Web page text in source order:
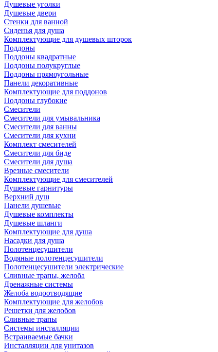
Душевые уголки
Душевые двери
Стенки для ванной
Сиденья для душа
Комплектующие для душевых шторок
Поддоны
Поддоны квадратные
Поддоны полукруглые
Поддоны прямоугольные
Панели декоративные
Комплектующие для поддонов
Поддоны глубокие
Смесители
Смесители для умывальника
Смесители для ванны
Смесители для кухни
Комплект смесителей
Смесители для биде
Смесители для душа
Врезные смесители
Комплектующие для смесителей
Душевые гарнитуры
Верхний душ
Панели душевые
Душевые комплекты
Душевые шланги
Комплектующие для душа
Насадки для душа
Полотенцесушители
Водяные полотенцесушители
Полотенцесушители электрические
Сливные трапы, желоба
Дренажные системы
Желоба водоотводящие
Комплектующие для желобов
Решетки для желобов
Сливные трапы
Системы инсталляции
Встраиваемые бачки
Инсталляции для унитазов